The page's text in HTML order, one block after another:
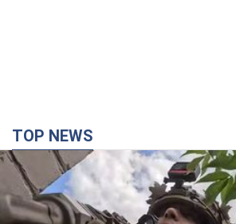
TOP NEWS